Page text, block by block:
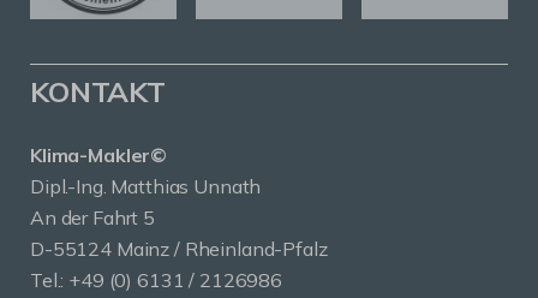
KONTAKT
Klima-Makler©
Dipl.-Ing. Matthias Unnath
An der Fahrt 5
D-55124 Mainz / Rheinland-Pfalz
Tel.: +49 (0) 6131 / 2126986